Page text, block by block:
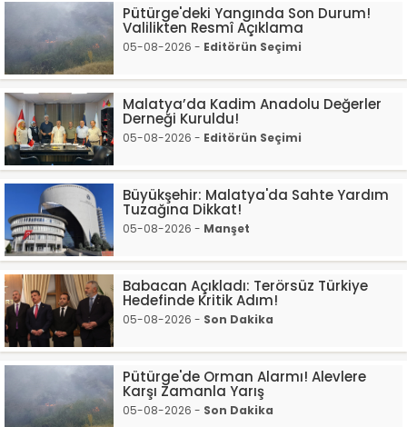
Pütürge'deki Yangında Son Durum!
Valilikten Resmî Açıklama
05-08-2026 - Editörün Seçimi
Malatya’da Kadim Anadolu Değerler
Derneği Kuruldu!
05-08-2026 - Editörün Seçimi
Büyükşehir: Malatya'da Sahte Yardım
Tuzağına Dikkat!
05-08-2026 - Manşet
Babacan Açıkladı: Terörsüz Türkiye
Hedefinde Kritik Adım!
05-08-2026 - Son Dakika
Pütürge'de Orman Alarmı! Alevlere
Karşı Zamanla Yarış
05-08-2026 - Son Dakika